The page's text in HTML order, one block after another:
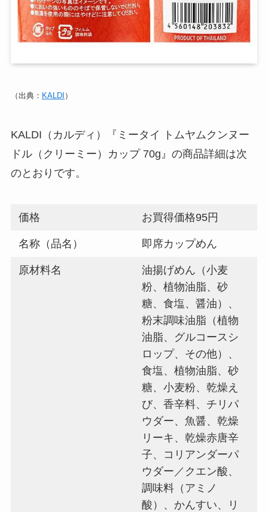
（出典： KALDI ）
KALDI（カルディ）『ミータイ トムヤムクンヌー
ドル（クリーミー）カップ 70g』の商品詳細は次
のとおりです。
価格 お買得価格95円
名称（品名） 即席カップめん
原材料名
油揚げめん（小麦
粉、植物油脂、砂
糖、食塩、醤油）、
粉末調味油脂（植物
油脂、グルコースシ
ロップ、その他）、
食塩、植物油脂、砂
糖、小麦粉、乾燥え
び、香辛料、チリパ
ウダー、魚醤、乾燥
リーキ、乾燥赤唐辛
子、コリアンダーパ
ウダー／クエン酸、
調味料（アミノ
酸）、かんすい、リ